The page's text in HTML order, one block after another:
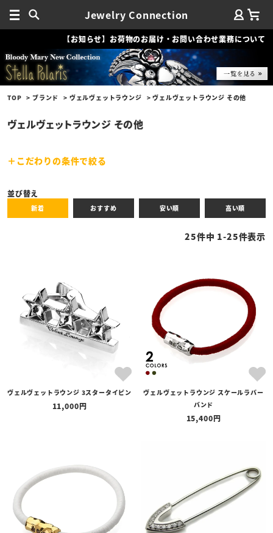
Jewelry Connection
【お知らせ】お荷物のお届け・お問い合わせ業務について
TOP ブランド ヴェルヴェットラウンジ ヴェルヴェットラウンジ その他
ヴェルヴェットラウンジ その他
こだわりの条件で絞る
全ての商品
セール商品
カテゴリ
価格
並び替え
新着 おすすめ 安い順 高い順
25件中 1-25件表示
ヴェルヴェットラウンジ 3スタータイピン
11,000
ヴェルヴェットラウンジ スケールラバー
バンド
15,400